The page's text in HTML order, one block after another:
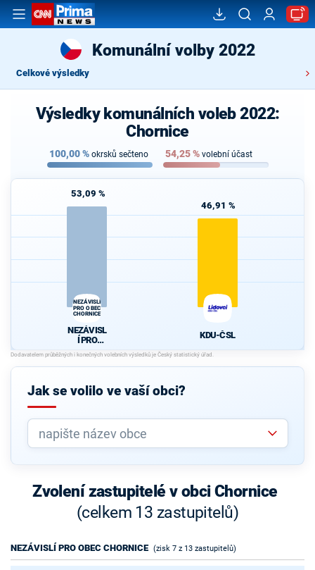
Komunální volby 2022
Celkové výsledky
Výsledky komunálních voleb 2022:
Chornice
100,00% okrsků sečteno 54,25% volební účast
53,09 %
NEZÁVISLÍ
PRO OBEC
CHORNICE
NEZÁVISL
Í PRO
OBEC
CHORNIC
E
46,91 %
KDU-ČSL
Jak se volilo ve vaší obci?
Zvolení zastupitelé v obci Chornice
(celkem 13 zastupitelů)
NEZÁVISLÍ PRO OBEC CHORNICE (zisk 7 z 13 zastupitelů)